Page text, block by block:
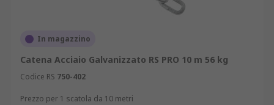
In magazzino
Catena Acciaio Galvanizzato RS PRO 10 m 56 kg
Codice RS 750-402
Prezzo per 1 scatola da 10 metri